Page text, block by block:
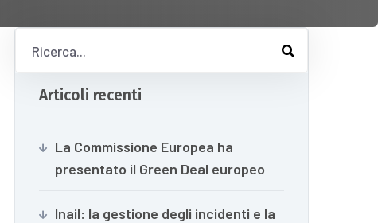
Articoli recenti
La Commissione Europea ha
presentato il Green Deal europeo
Inail: la gestione degli incidenti e la